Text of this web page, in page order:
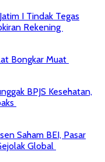
I Tindak Tegas
Rekening
Bongkar Muat
BPJS Kesehatan,
Saham BEI, Pasar
Global